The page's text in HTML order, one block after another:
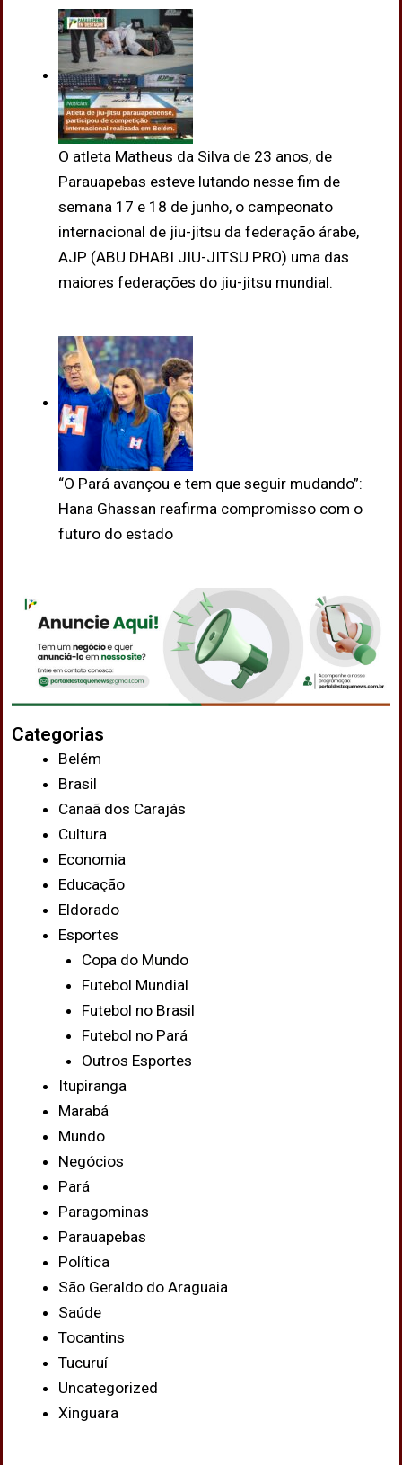
O atleta Matheus da Silva de 23 anos, de
Parauapebas esteve lutando nesse fim de
semana 17 e 18 de junho, o campeonato
internacional de jiu-jitsu da federação árabe,
AJP (ABU DHABI JIU-JITSU PRO) uma das
maiores federações do jiu-jitsu mundial.
“O Pará avançou e tem que seguir mudando”:
Hana Ghassan reafirma compromisso com o
futuro do estado
Categorias
Belém
Brasil
Canaã dos Carajás
Cultura
Economia
Educação
Eldorado
Esportes
Copa do Mundo
Futebol Mundial
Futebol no Brasil
Futebol no Pará
Outros Esportes
Itupiranga
Marabá
Mundo
Negócios
Pará
Paragominas
Parauapebas
Política
São Geraldo do Araguaia
Saúde
Tocantins
Tucuruí
Uncategorized
Xinguara